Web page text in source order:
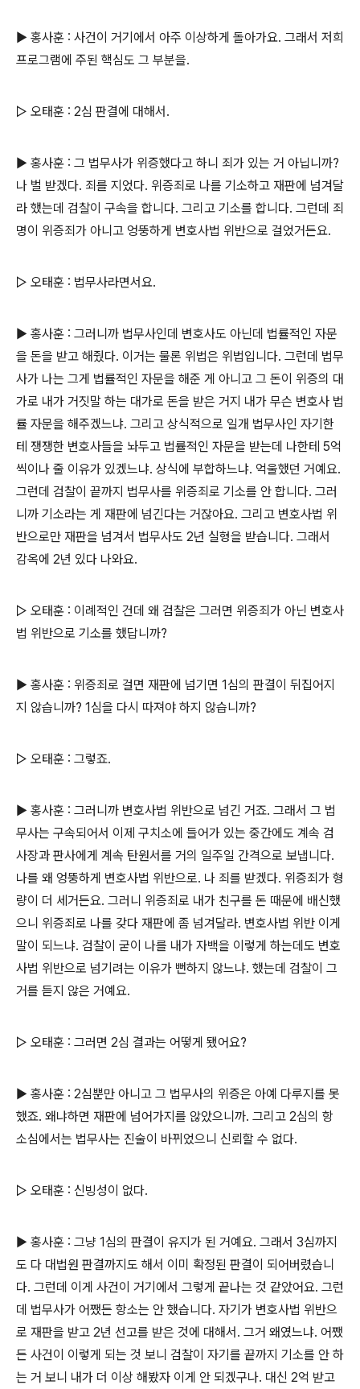
▶ 홍사훈 : 사건이 거기에서 아주 이상하게 돌아가요. 그래서 저희
프로그램에 주된 핵심도 그 부분을.
▷ 오태훈 : 2심 판결에 대해서.
▶ 홍사훈 : 그 법무사가 위증했다고 하니 죄가 있는 거 아닙니까?
나 벌 받겠다. 죄를 지었다. 위증죄로 나를 기소하고 재판에 넘겨달
라 했는데 검찰이 구속을 합니다. 그리고 기소를 합니다. 그런데 죄
명이 위증죄가 아니고 엉뚱하게 변호사법 위반으로 걸었거든요.
▷ 오태훈 : 법무사라면서요.
▶ 홍사훈 : 그러니까 법무사인데 변호사도 아닌데 법률적인 자문
을 돈을 받고 해줬다. 이거는 물론 위법은 위법입니다. 그런데 법무
사가 나는 그게 법률적인 자문을 해준 게 아니고 그 돈이 위증의 대
가로 내가 거짓말 하는 대가로 돈을 받은 거지 내가 무슨 변호사 법
률 자문을 해주겠느냐. 그리고 상식적으로 일개 법무사인 자기한
테 쟁쟁한 변호사들을 놔두고 법률적인 자문을 받는데 나한테 5억
씩이나 줄 이유가 있겠느냐. 상식에 부합하느냐. 억울했던 거예요.
그런데 검찰이 끝까지 법무사를 위증죄로 기소를 안 합니다. 그러
니까 기소라는 게 재판에 넘긴다는 거잖아요. 그리고 변호사법 위
반으로만 재판을 넘겨서 법무사도 2년 실형을 받습니다. 그래서
감옥에 2년 있다 나와요.
▷ 오태훈 : 이례적인 건데 왜 검찰은 그러면 위증죄가 아닌 변호사
법 위반으로 기소를 했답니까?
▶ 홍사훈 : 위증죄로 걸면 재판에 넘기면 1심의 판결이 뒤집어지
지 않습니까? 1심을 다시 따져야 하지 않습니까?
▷ 오태훈 : 그렇죠.
▶ 홍사훈 : 그러니까 변호사법 위반으로 넘긴 거죠. 그래서 그 법
무사는 구속되어서 이제 구치소에 들어가 있는 중간에도 계속 검
사장과 판사에게 계속 탄원서를 거의 일주일 간격으로 보냅니다.
나를 왜 엉뚱하게 변호사법 위반으로. 나 죄를 받겠다. 위증죄가 형
량이 더 세거든요. 그러니 위증죄로 내가 친구를 돈 때문에 배신했
으니 위증죄로 나를 갖다 재판에 좀 넘겨달라. 변호사법 위반 이게
말이 되느냐. 검찰이 굳이 나를 내가 자백을 이렇게 하는데도 변호
사법 위반으로 넘기려는 이유가 뻔하지 않느냐. 했는데 검찰이 그
거를 듣지 않은 거예요.
▷ 오태훈 : 그러면 2심 결과는 어떻게 됐어요?
▶ 홍사훈 : 2심뿐만 아니고 그 법무사의 위증은 아예 다루지를 못
했죠. 왜냐하면 재판에 넘어가지를 않았으니까. 그리고 2심의 항
소심에서는 법무사는 진술이 바뀌었으니 신뢰할 수 없다.
▷ 오태훈 : 신빙성이 없다.
▶ 홍사훈 : 그냥 1심의 판결이 유지가 된 거예요. 그래서 3심까지
도 다 대법원 판결까지도 해서 이미 확정된 판결이 되어버렸습니
다. 그런데 이게 사건이 거기에서 그렇게 끝나는 것 같았어요. 그런
데 법무사가 어쨌든 항소는 안 했습니다. 자기가 변호사법 위반으
로 재판을 받고 2년 선고를 받은 것에 대해서. 그거 왜였느냐. 어쨌
든 사건이 이렇게 되는 것 보니 검찰이 자기를 끝까지 기소를 안 하
는 거 보니 내가 더 이상 해봤자 이게 안 되겠구나. 대신 2억 받고